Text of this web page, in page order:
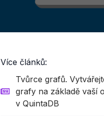
Více článků:
Tvůrce grafů.
grafy na základě vaší
v QuintaDB